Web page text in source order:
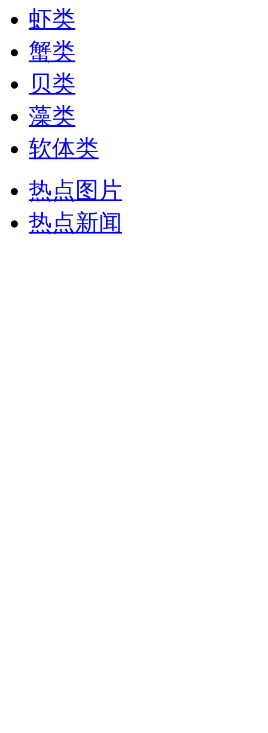
虾类
蟹类
贝类
藻类
软体类
热点图片
热点新闻